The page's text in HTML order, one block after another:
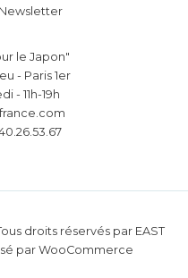
le Japon"
- Paris 1er
- 11h-19h
droits réservés par EAST
par WooCommerce